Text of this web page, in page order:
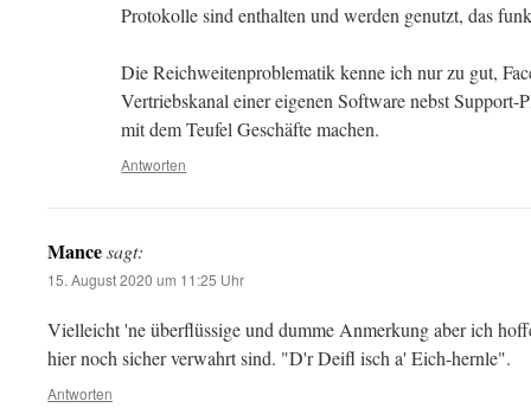
Protokolle sind enthalten und werden genutzt, das
Die Reichweitenproblematik kenne ich nur zu gut,
Vertriebskanal einer eigenen Software nebst Support-
mit dem Teufel Geschäfte machen.
Antworten
Mancesagt:
15. August 2020 um 11:25 Uhr
Vielleicht 'ne überflüssige und dumme Anmerkung aber ich
hier noch sicher verwahrt sind. "D'r Deifl isch a' Eich-hernle".
Antworten